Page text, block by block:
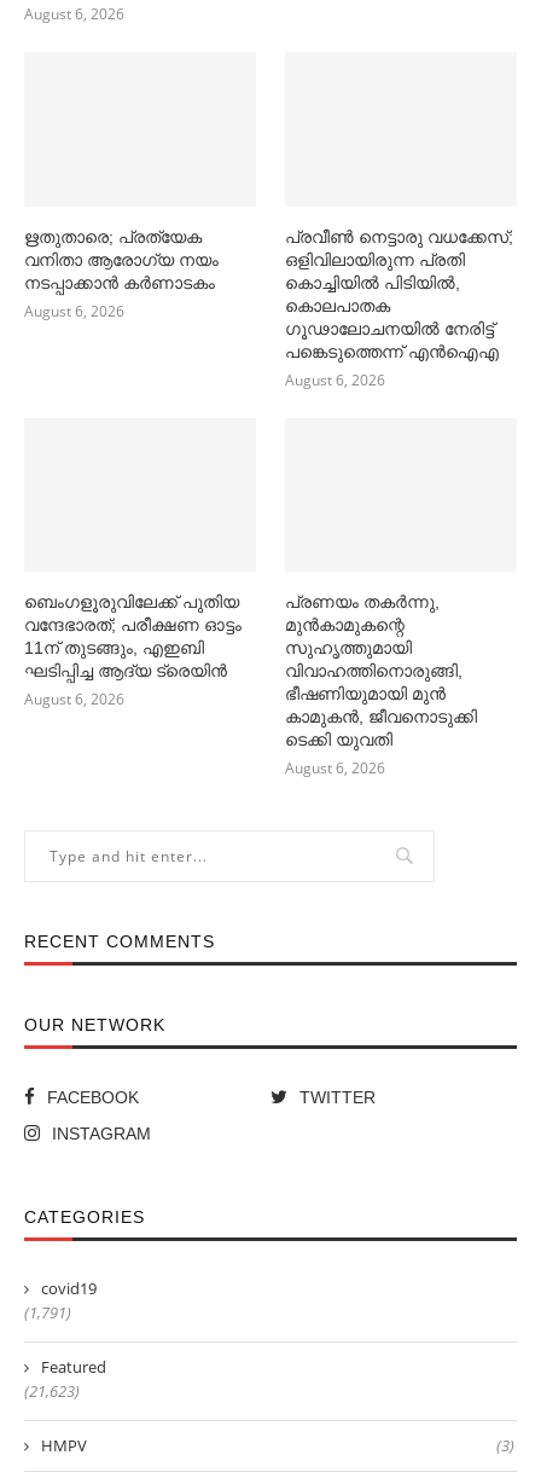
August 6, 2026
ഋതുതാരെ; പ്രത്യേക
വനിതാ ആരോഗ്യ നയം
നടപ്പാക്കാൻ കര്‍ണാടകം
August 6, 2026
പ്രവീൺ നെട്ടാരു വധക്കേസ്;
ഒളിവിലായിരുന്ന പ്രതി
കൊച്ചിയിൽ പിടിയിൽ,
കൊലപാതക
ഗൂഢാലോചനയിൽ നേരിട്ട്
പങ്കെടുത്തെന്ന് എൻഐഎ
August 6, 2026
ബെംഗളൂരുവിലേക്ക് പുതിയ
വന്ദേഭാരത്; പരീക്ഷണ ഓട്ടം
11ന് തുടങ്ങും, എഇബി
ഘടിപ്പിച്ച ആദ്യ ട്രെയിന്‍
August 6, 2026
പ്രണയം തകര്‍ന്നു,
മുൻകാമുകന്റെ
സുഹൃത്തുമായി
വിവാഹത്തിനൊരുങ്ങി,
ഭീഷണിയുമായി മുൻ
കാമുകൻ, ജീവനൊടുക്കി
ടെക്കി യുവതി
August 6, 2026
RECENT COMMENTS
OUR NETWORK
FACEBOOK
TWITTER
INSTAGRAM
CATEGORIES
covid19
(1,791)
Featured
(21,623)
HMPV (3)